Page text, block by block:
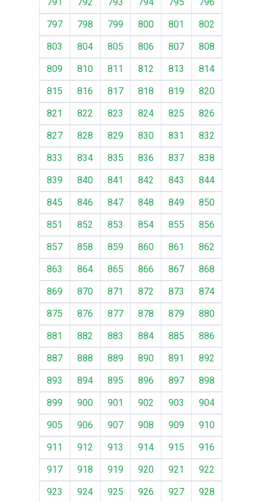
797
798 799 800 801
802
803
804 805 806 807
808
809
810 811 812 813
814
815
816 817 818 819
820
821
822 823 824 825
826
827
828 829 830 831
832
833
834 835 836 837
838
839
840 841 842 843
844
845
846 847 848 849
850
851
852 853 854 855
856
857
858 859 860 861
862
863
864 865 866 867
868
869
870 871 872 873
874
875
876 877 878 879
880
881
882 883 884 885
886
887
888 889 890 891
892
893
894 895 896 897
898
899
900 901 902 903
904
905
906 907 908 909
910
911
912 913 914 915
916
917
918 919 920 921
922
923
924 925 926 927
928